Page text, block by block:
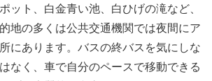
ット、白金青い池、白ひげの滝など、
地の多くは公共交通機関では夜間にア
にあります。バスの終バスを気にしな
なく、車で自分のペースで移動できる